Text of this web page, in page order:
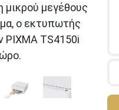
μεγέθους
ο εκτυπωτής
PIXMA TS4150i